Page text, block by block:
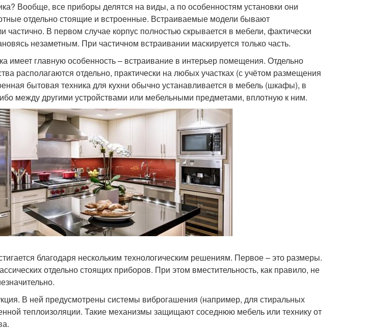
Вообще, все приборы делятся на виды, а по особенностям установки они
отдельно стоящие и встроенные. Встраиваемые модели бывают
В первом случае корпус полностью скрывается в мебели, фактически
незаметным. При частичном встраивании маскируется только часть.
имеет главную особенность – встраивание в интерьер помещения. Отдельно
располагаются отдельно, практически на любых участках (с учётом размещения
бытовая техника для кухни обычно устанавливается в мебель (шкафы), в
между другими устройствами или мебельными предметами, вплотную к ним.
благодаря нескольким технологическим решениям. Первое – это размеры.
отдельно стоящих приборов. При этом вместительность, как правило, не
В ней предусмотрены системы виброгашения (например, для стиральных
теплоизоляции. Такие механизмы защищают соседнюю мебель или технику от